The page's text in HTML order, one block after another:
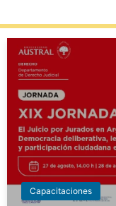
Capacitaciones